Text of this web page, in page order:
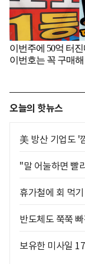
오늘의 핫뉴스
美 방산 기업도 '
"말 어눌하면 빨
휴가철에 회 먹
반도체도 쭉쭉
보유한 미사일